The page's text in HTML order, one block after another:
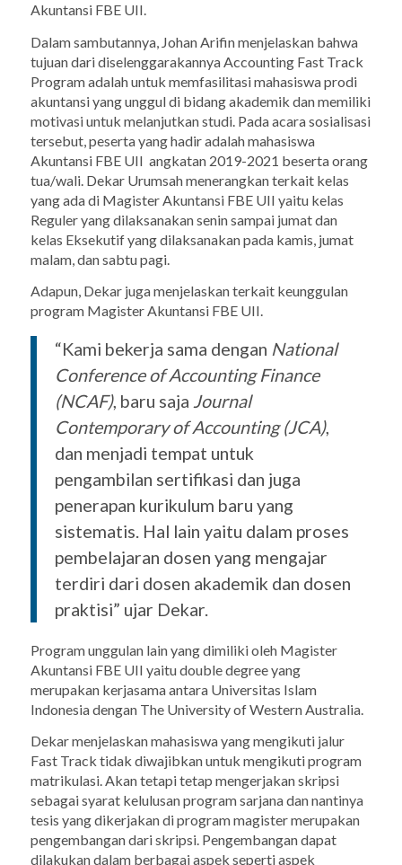
Akuntansi FBE UII.
Dalam sambutannya, Johan Arifin menjelaskan bahwa
tujuan dari diselenggarakannya Accounting Fast Track
Programadalah untuk memfasilitasi mahasiswa prodi
akuntansi yang unggul di bidang akademik dan memiliki
motivasi untuk melanjutkan studi. Pada acara sosialisasi
tersebut, peserta yang hadir adalah mahasiswa
Akuntansi FBE UII angkatan 2019-2021 beserta orang
tua/wali. Dekar Urumsah menerangkan terkait kelas
yang ada di Magister Akuntansi FBE UII yaitu kelas
Reguler yang dilaksanakan senin sampai jumat dan
kelas Eksekutif yang dilaksanakan pada kamis, jumat
malam, dan sabtu pagi.
Adapun, Dekar juga menjelaskan terkait keunggulan
program Magister Akuntansi FBE UII.
“Kami bekerja sama dengan National
Conference of Accounting Finance
(NCAF), baru saja Journal
Contemporary of Accounting (JCA),
dan menjadi tempat untuk
pengambilan sertifikasi dan juga
penerapan kurikulum baru yang
sistematis. Hal lain yaitu dalam proses
pembelajaran dosen yang mengajar
terdiri dari dosen akademik dan dosen
praktisi” ujar Dekar.
Program unggulan lain yang dimiliki oleh Magister
Akuntansi FBE UII yaitudouble degreeyang
merupakan kerjasama antara Universitas Islam
Indonesia dengan The University of Western Australia.
Dekar menjelaskan mahasiswa yang mengikuti jalur
Fast Track tidak diwajibkan untuk mengikuti program
matrikulasi. Akan tetapi tetap mengerjakan skripsi
sebagai syarat kelulusan program sarjana dan nantinya
tesis yang dikerjakan di program magister merupakan
pengembangan dari skripsi. Pengembangan dapat
dilakukan dalam berbagai aspek seperti aspek